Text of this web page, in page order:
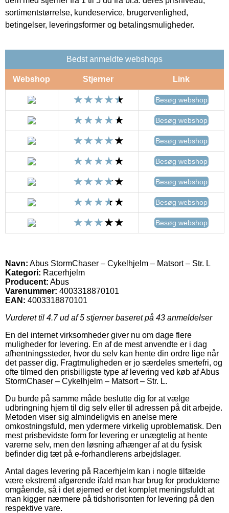
sortimentstørrelse, kundeservice, brugervenlighed,
betingelser, leveringsformer og betalingsmuligheder.
Bedst anmeldte webshops
Webshop Stjerner Link
Besøg webshop
Besøg webshop
Besøg webshop
Besøg webshop
Besøg webshop
Besøg webshop
Besøg webshop
Navn: Abus StormChaser – Cykelhjelm – Matsort – Str. L
Kategori: Racerhjelm
Producent: Abus
Varenummer: 4003318870101
EAN: 4003318870101
Vurderet til 4.7ud af 5 stjerner baseret på 43 anmeldelser
En del internet virksomheder giver nu om dage flere
muligheder for levering. En af de mest anvendte er i dag
afhentningssteder, hvor du selv kan hente din ordre lige når
det passer dig. Fragtmuligheden er jo særdeles smertefri, og
ofte tilmed den prisbilligste type af levering ved køb af Abus
StormChaser – Cykelhjelm – Matsort – Str. L.
Du burde på samme måde beslutte dig for at vælge
udbringning hjem til dig selv eller til adressen på dit arbejde.
Metoden viser sig almindeligvis en anelse mere
omkostningsfuld, men ydermere virkelig uproblematisk. Den
mest prisbevidste form for levering er unægtelig at hente
varerne selv, men den løsning afhænger af at du fysisk
befinder dig tæt på e-forhandlerens arbejdslager.
Antal dages levering på Racerhjelm kan i nogle tilfælde
være ekstremt afgørende ifald man har brug for produkterne
omgående, så i det øjemed er det komplet meningsfuldt at
man kigger nærmere på tidshorisonten for levering på den
respektive vare.